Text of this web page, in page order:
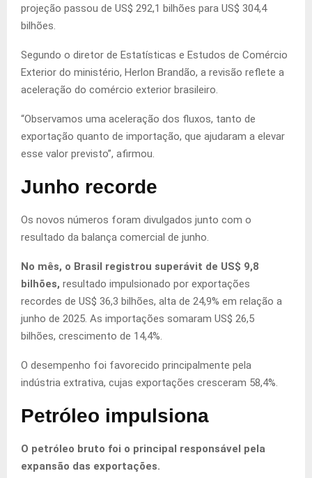
projeção passou de US$ 292,1 bilhões para US$ 304,4
bilhões.
Segundo o diretor de Estatísticas e Estudos de Comércio
Exterior do ministério, Herlon Brandão, a revisão reflete a
aceleração do comércio exterior brasileiro.
“Observamos uma aceleração dos fluxos, tanto de
exportação quanto de importação, que ajudaram a elevar
esse valor previsto”, afirmou.
Junho recorde
Os novos números foram divulgados junto com o
resultado da balança comercial de junho.
No mês, o Brasil registrou superávit de US$ 9,8
bilhões, resultado impulsionado por exportações
recordes de US$ 36,3 bilhões, alta de 24,9% em relação a
junho de 2025. As importações somaram US$ 26,5
bilhões, crescimento de 14,4%.
O desempenho foi favorecido principalmente pela
indústria extrativa, cujas exportações cresceram 58,4%.
Petróleo impulsiona
O petróleo bruto foi o principal responsável pela
expansão das exportações.